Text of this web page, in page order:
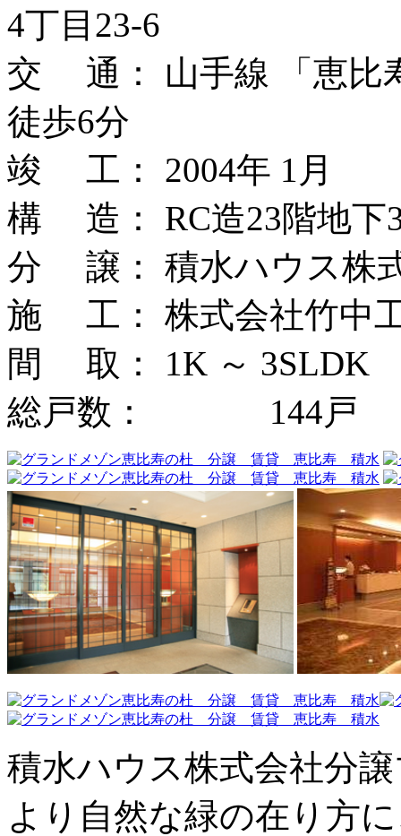
4丁目23-6
交 通： 山手線 「恵比
徒歩6分
竣 工： 2004年 1月
構 造： RC造23階地下
分 譲： 積水ハウス株
施 工： 株式会社竹中
間 取： 1K ～ 3SLDK
総戸数： 144戸
積水ハウス株式会社分
より自然な緑の在り方